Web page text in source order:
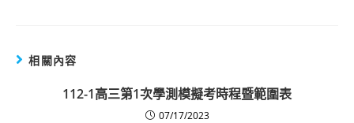
相關內容
112-1高三第1次學測模擬考時程暨範圍表
07/17/2023